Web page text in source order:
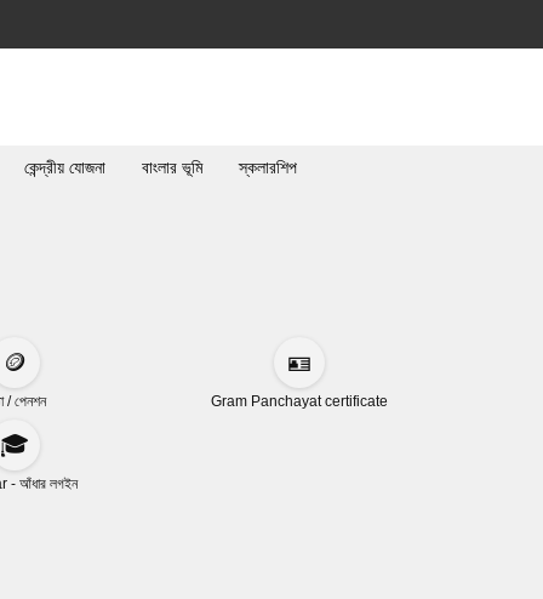
কেন্দ্রীয় যোজনা বাংলার ভূমি স্কলারশিপ
🪙
/ পেনশন
🪪
Gram Panchayat certificate
🎓
- আঁধার লগইন